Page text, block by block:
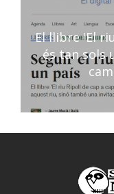
El llibre 'El
és tan sols